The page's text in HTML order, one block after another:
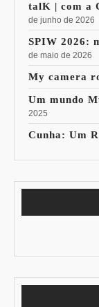
talK | com a
de junho de 2026
SPIW 2026:
de maio de 2026
My camera
Um mundo
2025
Cunha: Um
15% de